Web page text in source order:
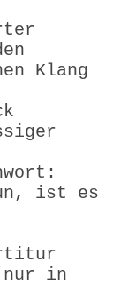
Klang
ist es
nur in